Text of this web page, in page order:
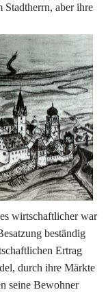
Stadtherrn, aber ihre
wirtschaftlicher war
beständig
Ertrag
durch ihre Märkte
seine Bewohner